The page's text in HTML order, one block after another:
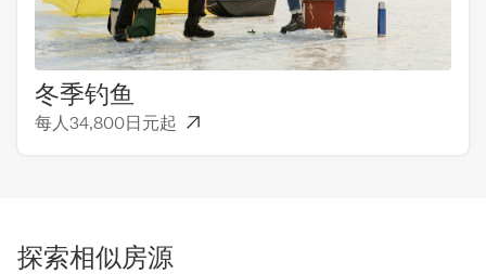
冬季钓鱼
每人34,800日元起
探索相似房源